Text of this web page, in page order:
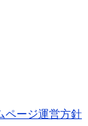
ページ運営方針